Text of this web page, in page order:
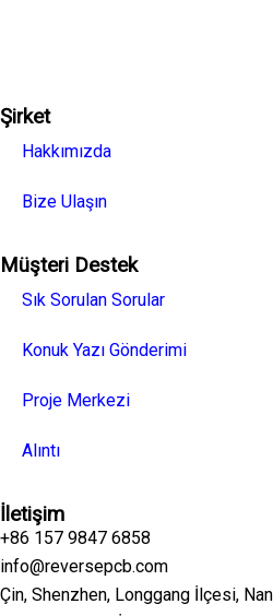
Şirket
Hakkımızda
Bize Ulaşın
Müşteri Destek
Sık Sorulan Sorular
Konuk Yazı Gönderimi
Proje Merkezi
Alıntı
İletişim
+86 157 9847 6858
info@reversepcb.com
Çin, Shenzhen, Longgang İlçesi,